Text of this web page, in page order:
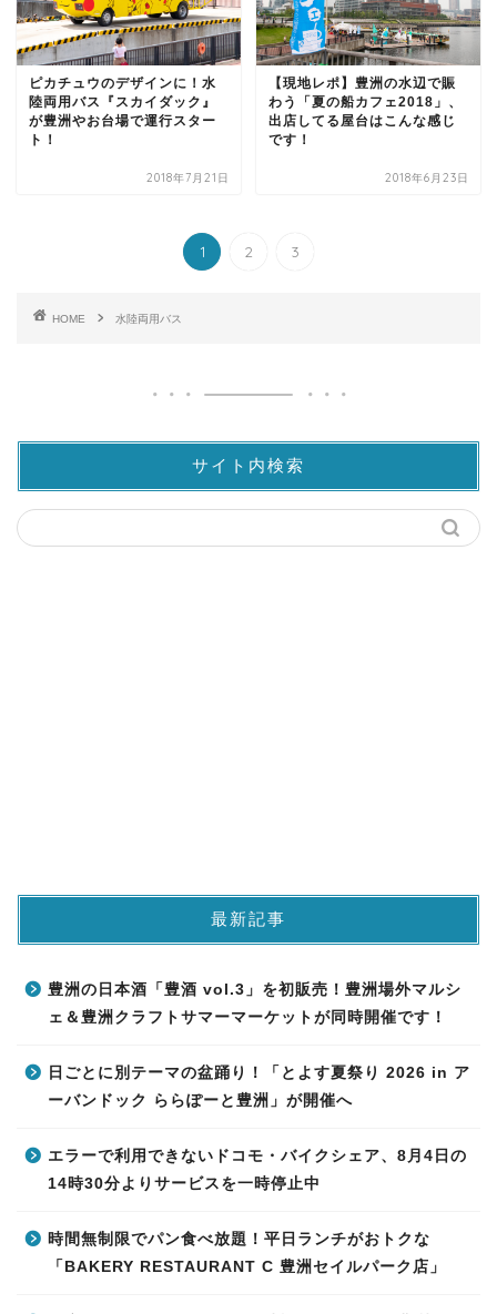
ピカチュウのデザインに！水
陸両用バス『スカイダック』
が豊洲やお台場で運行スター
ト！
2018年7月21日
【現地レポ】豊洲の水辺で賑
わう「夏の船カフェ2018」、
出店してる屋台はこんな感じ
です！
2018年6月23日
1 2 3
HOME 水陸両用バス
サイト内検索
最新記事
豊洲の日本酒「豊酒 vol.3」を初販売！豊洲場外マルシ
ェ＆豊洲クラフトサマーマーケットが同時開催です！
日ごとに別テーマの盆踊り！「とよす夏祭り 2026 in ア
ーバンドック ららぽーと豊洲」が開催へ
エラーで利用できないドコモ・バイクシェア、8月4日の
14時30分よりサービスを一時停止中
時間無制限でパン食べ放題！平日ランチがおトクな
「BAKERY RESTAURANT C 豊洲セイルパーク店」